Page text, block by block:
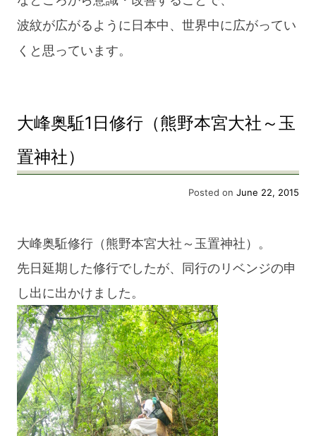
波紋が広がるように日本中、世界中に広がってい
くと思っています。
大峰奥駈1日修行（熊野本宮大社～玉
置神社）
Posted on June 22, 2015
大峰奥駈修行（熊野本宮大社～玉置神社）。
先日延期した修行でしたが、同行のリベンジの申
し出に出かけました。